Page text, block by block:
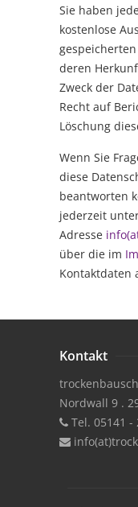
Sie haben
kostenlose
deren
Zweck der
Recht auf
Löschung
Wenn Sie
diese
beantworten
jederzeit
Adresse
über die im
Kontaktdaten
Kontakt
Nordwall 9 .
Tel. 05141 -